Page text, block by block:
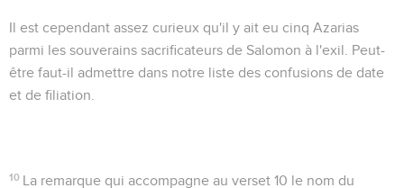
Il est cependant assez curieux qu'il y ait eu cinq Azarias
parmi les souverains sacrificateurs de Salomon à l'exil. Peut-
être faut-il admettre dans notre liste des confusions de date
et de filiation.
10 La remarque qui accompagne au verset 10 le nom du